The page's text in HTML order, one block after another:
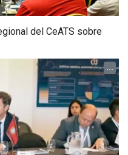
del CeATS sobre
...